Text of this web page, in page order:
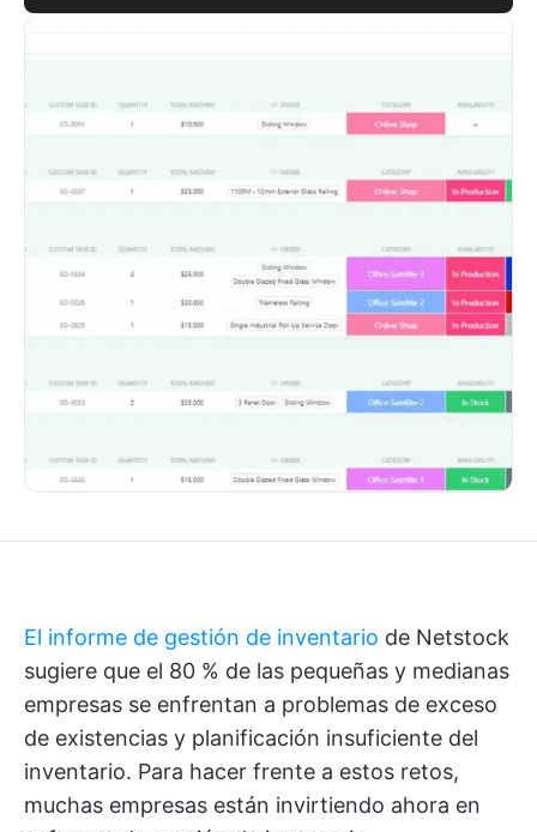
El informe de gestión de inventario de Netstock
sugiere que el 80 % de las pequeñas y medianas
empresas se enfrentan a problemas de exceso
de existencias y planificación insuficiente del
inventario. Para hacer frente a estos retos,
muchas empresas están invirtiendo ahora en